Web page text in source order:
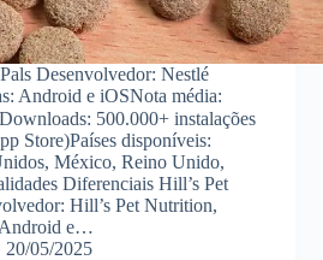
Desenvolvedor: Nestlé
Android e iOSNota média:
500.000+ instalações
Store)Países disponíveis:
México, Reino Unido,
Diferenciais Hill’s Pet
Hill’s Pet Nutrition,
Android e…
20/05/2025